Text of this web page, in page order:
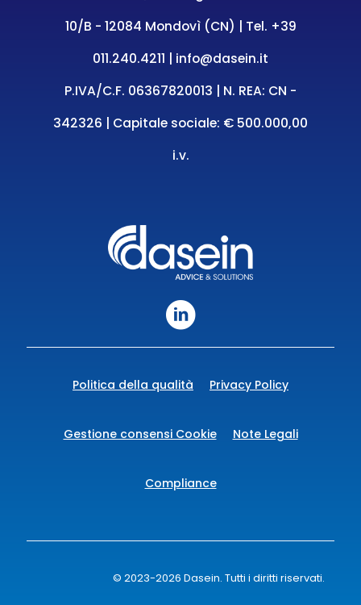
10/B - 12084 Mondovì (CN) | Tel. +39
011.240.4211
info@dasein.it
P.IVA/C.F. 06367820013 | N. REA: CN -
342326 | Capitale sociale: € 500.000,00
i.v.
Politica della qualità Privacy Policy
Gestione consensi Cookie Note Legali
Compliance
© 2023-2026 Dasein. Tutti i diritti riservati.